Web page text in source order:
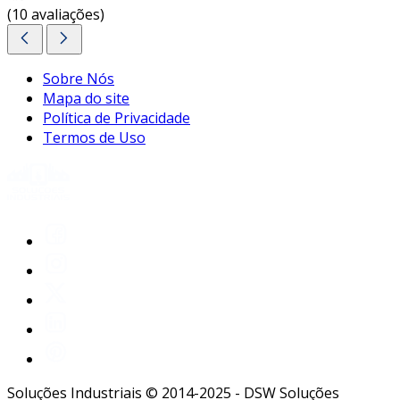
(10 avaliações)
Sobre Nós
Mapa do site
Política de Privacidade
Termos de Uso
Soluções Industriais © 2014-2025 - DSW Soluções